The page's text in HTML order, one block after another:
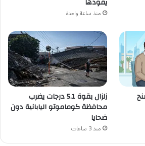
منذ ساعة واحدة
زلزال بقوة 5.1 درجات يضرب
محافظة كوماموتو اليابانية دون
ضحايا
منذ 3 ساعات